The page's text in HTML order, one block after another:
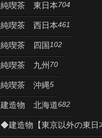
純喫茶 東日本704
純喫茶 西日本461
純喫茶 四国 102
純喫茶 九州 70
純喫茶 沖縄5
建造物 北海道682
◆建造物【東京以外の東日